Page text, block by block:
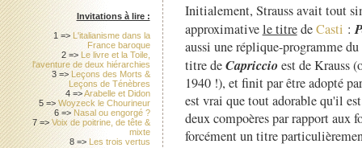
Initialement, Strauss avait tout
approximativele titredeCasti :
aussi une réplique-programme
titre deCapriccioest de Krauss
1940 !), et finit par être adopté
est vrai que tout adorable qu'il
deux compoères par rapport aux
forcément un titre
Invitations à lire :
1 => L'italianisme dans la
France baroque
2 => Le livre et la Toile,
l'aventure de deux hiérarchies
3 => Leçons des Morts &
Leçons de Ténèbres
4 =>Arabelle et Didon
5 =>Woyzeck le Chourineur
6 => Nasal ou engorgé ?
7 =>Voix de poitrine, de tête &
mixte
8 => Les trois vertus